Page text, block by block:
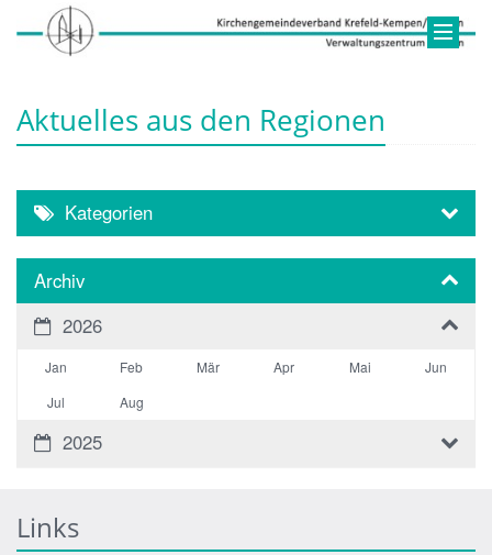
Aktuelles aus den Regionen
Kategorien
Archiv
2026
Jan Feb Mär Apr Mai
Jun
Jul
Aug
2025
Links